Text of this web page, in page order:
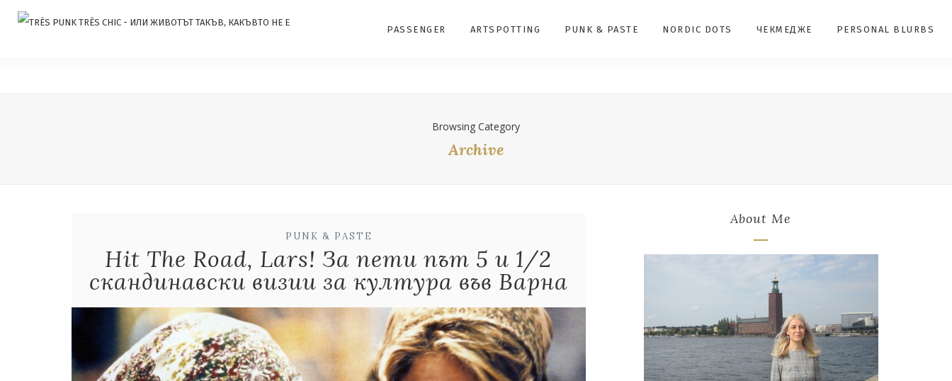
PASSENGER ARTSPOTTING PUNK & PASTE NORDIC DOTS ЧЕКМЕДЖЕ PERSONAL BLURBS
Browsing Category
Archive
PUNK & PASTE
Hit The Road, Lars! За пети път 5 и 1/2
скандинавски визии за култура във Варна
About Me